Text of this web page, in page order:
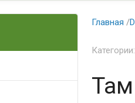
Главная /
Категории: